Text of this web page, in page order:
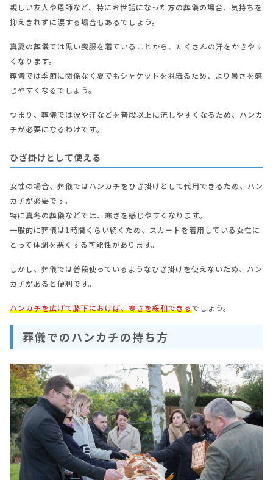
親しい友人や恩師など、特にお世話になった方の葬儀の場合、気持ちを
抑えきれずに涙する場合もあるでしょう。
真夏の葬儀では黒い喪服を着ていることから、たくさんの汗をかきやす
くなります。
葬儀では季節に関係なく夏でもジャケットを羽織るため、より暑さを感
じやすくなるでしょう。
つまり、葬儀では涙や汗などを普段以上に流しやすくなるため、ハンカ
チが必要になるわけです。
ひざ掛けとして使える
女性の場合、葬儀ではハンカチをひざ掛けとして代用できるため、ハン
カチが必要です。
特に真冬の葬儀などでは、寒さを感じやすくなります。
一般的に葬儀は1時間くらい続くため、スカートを着用している女性に
とって体調を悪くする可能性があります。
しかし、葬儀では普段使っているようなひざ掛けを使えないため、ハン
カチがあると便利です。
ハンカチを広げて膝下におけば、寒さを緩和できるでしょう。
葬儀でのハンカチの持ち方